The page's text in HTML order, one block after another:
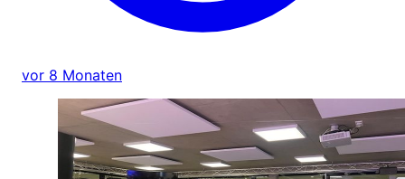
vor 8 Monaten